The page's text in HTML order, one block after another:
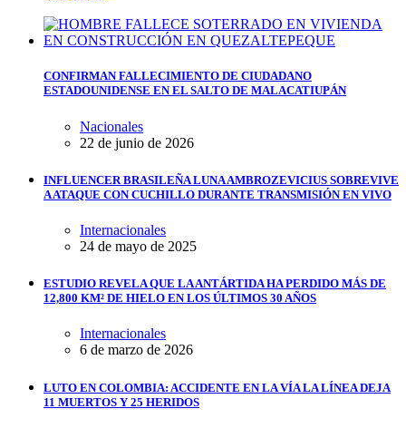
CONFIRMAN FALLECIMIENTO DE CIUDADANO
ESTADOUNIDENSE EN EL SALTO DE MALACATIUPÁN
Nacionales
22 de junio de 2026
INFLUENCER BRASILEÑA LUNA AMBROZEVICIUS SOBREVIVE
A ATAQUE CON CUCHILLO DURANTE TRANSMISIÓN EN VIVO
Internacionales
24 de mayo de 2025
ESTUDIO REVELA QUE LA ANTÁRTIDA HA PERDIDO MÁS DE
12,800 KM² DE HIELO EN LOS ÚLTIMOS 30 AÑOS
Internacionales
6 de marzo de 2026
LUTO EN COLOMBIA: ACCIDENTE EN LA VÍA LA LÍNEA DEJA
11 MUERTOS Y 25 HERIDOS